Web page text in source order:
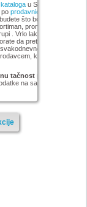
u Srbiji, sa
po prodavnicama
što bolje informisani
pronađete i
. Vrlo lako možete
da pretražujete sve
ažurira cene
kao i načinu
tačnost podataka iz
na sajtu proizvođača